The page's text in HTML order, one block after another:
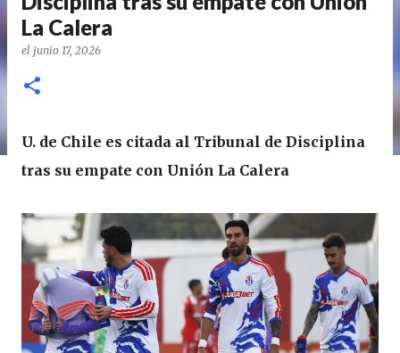
La Calera
el junio 17, 2026
U. de Chile es citada al Tribunal de Disciplina
tras su empate con Unión La Calera